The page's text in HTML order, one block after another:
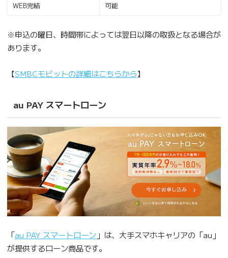
WEB完結 可能
※申込の曜日、時間帯によっては翌日以降の取扱となる場合が
あります。
【SMBCモビットの詳細はこちらから】
au PAY スマートローン
「au PAY スマートローン 」は、大手スマホキャリアの「au」
が提供するローン商品です。